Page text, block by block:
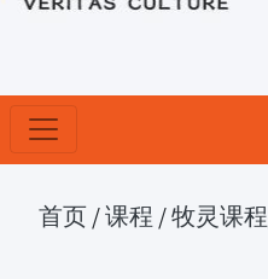
首页 /课程 /牧灵课程